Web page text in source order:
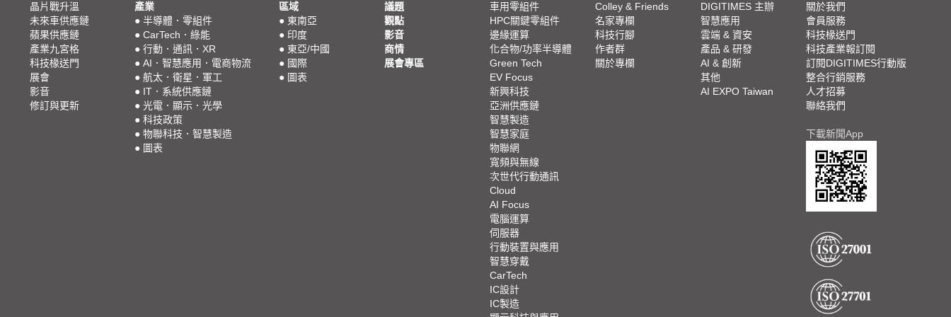
晶片戰升溫
未來車供應鏈
蘋果供應鏈
產業九宮格
科技椽送門
展會
影音
修訂與更新
產業
● 半導體．零組件
● CarTech．綠能
● 行動．通訊．XR
● AI．智慧應用．電商物流
● 航太．衛星．軍工
● IT．系統供應鏈
● 光電．顯示．光學
● 科技政策
● 物聯科技．智慧製造
● 圖表
區域
● 東南亞
● 印度
● 東亞/中國
● 國際
● 圖表
議題
觀點
影音
商情
展會專區
車用零組件
HPC關鍵零組件
邊緣運算
化合物/功率半導體
Green Tech
EV Focus
新興科技
亞洲供應鏈
智慧製造
智慧家庭
物聯網
寬頻與無線
次世代行動通訊
Cloud
AI Focus
電腦運算
伺服器
行動裝置與應用
智慧穿戴
CarTech
IC設計
IC製造
Colley & Friends
名家專欄
科技行腳
作者群
關於專欄
DIGITIMES 主辦
智慧應用
雲端 & 資安
產品 & 研發
AI & 創新
其他
AI EXPO Taiwan
關於我們
會員服務
科技椽送門
科技產業報訂閱
訂閱DIGITIMES行動版
整合行銷服務
人才招募
聯絡我們
下載新聞App